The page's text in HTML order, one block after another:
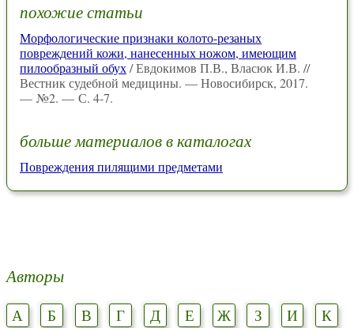
похожие статьи
Морфологические признаки колото-резаных
повреждений кожи, нанесенных ножом, имеющим
пилообразный обух/ Евдокимов П.В., Власюк И.В. //
Вестник судебной медицины. — Новосибирск, 2017.
— №2. — С. 4-7.
больше материалов в каталогах
Повреждения пилящими предметами
Авторы
А Б В Г Д Е Ж З И
К